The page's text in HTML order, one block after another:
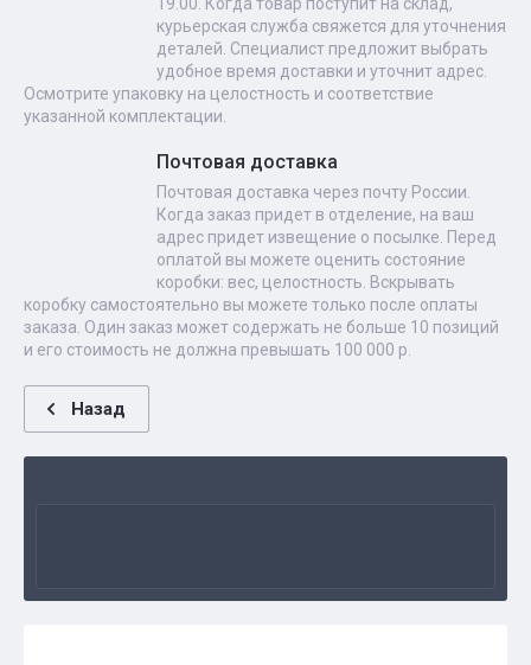
курьерская служба свяжется для уточнения
деталей. Специалист предложит выбрать
удобное время доставки и уточнит адрес.
Осмотрите упаковку на целостность и соответствие
указанной комплектации.
Почтовая доставка
Почтовая доставка через почту России.
Когда заказ придет в отделение, на ваш
адрес придет извещение о посылке. Перед
оплатой вы можете оценить состояние
коробки: вес, целостность. Вскрывать
коробку самостоятельно вы можете только после оплаты
заказа. Один заказ может содержать не больше 10 позиций
и его стоимость не должна превышать 100 000 р.
Назад